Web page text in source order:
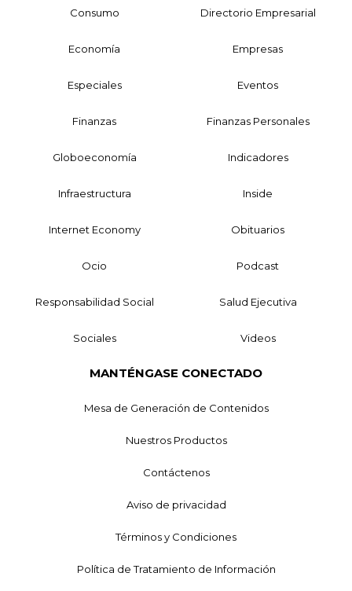
Consumo Directorio Empresarial
Economía Empresas
Especiales Eventos
Finanzas Finanzas Personales
Globoeconomía Indicadores
Infraestructura Inside
Internet Economy Obituarios
Ocio Podcast
Responsabilidad Social Salud Ejecutiva
Sociales Videos
MANTÉNGASE CONECTADO
Mesa de Generación de Contenidos
Nuestros Productos
Contáctenos
Aviso de privacidad
Términos y Condiciones
Política de Tratamiento de Información